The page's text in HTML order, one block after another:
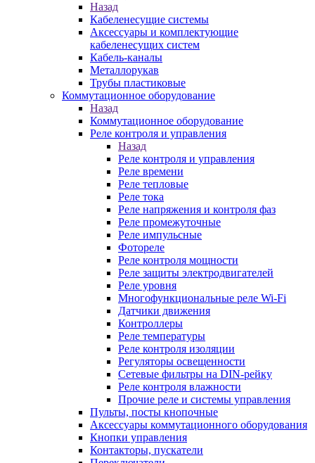
Назад
Кабеленесущие системы
Аксессуары и комплектующие
кабеленесущих систем
Кабель-каналы
Металлорукав
Трубы пластиковые
Коммутационное оборудование
Назад
Коммутационное оборудование
Реле контроля и управления
Назад
Реле контроля и управления
Реле времени
Реле тепловые
Реле тока
Реле напряжения и контроля фаз
Реле промежуточные
Реле импульсные
Фотореле
Реле контроля мощности
Реле защиты электродвигателей
Реле уровня
Многофункциональные реле Wi-Fi
Датчики движения
Контроллеры
Реле температуры
Реле контроля изоляции
Регуляторы освещенности
Сетевые фильтры на DIN-рейку
Реле контроля влажности
Прочие реле и системы управления
Пульты, посты кнопочные
Аксессуары коммутационного оборудования
Кнопки управления
Контакторы, пускатели